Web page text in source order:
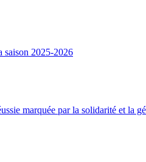
saison 2025-2026
marquée par la solidarité et la